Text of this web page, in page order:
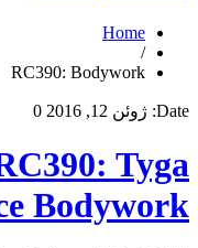
Home
/
RC390: Bodywork
Date: ژوئن 12, 2016 0
Tyga
Bodywork